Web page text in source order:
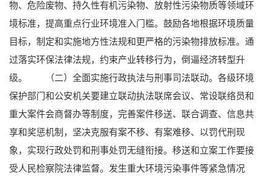
物、危险废物、持久性有机污染物、放射性污染物质等领域环
境标准，提高重点行业环境准入门槛。鼓励各地根据环境质量
目标，制定和实施地方性法规和更严格的污染物排放标准。通
过落实环保法律法规，约束产业转移行为，倒逼经济转型升
级。
（二）全面实施行政执法与刑事司法联动。各级环境
保护部门和公安机关要建立联动执法联席会议、常设联络员和
重大案件会商督办等制度，完善案件移送、联合调查、信息共
享和奖惩机制，坚决克服有案不移、有案难移、以罚代刑现
象，实现行政处罚和刑事处罚无缝衔接。移送和立案工作要接
受人民检察院法律监督。发生重大环境污染事件等紧急情况